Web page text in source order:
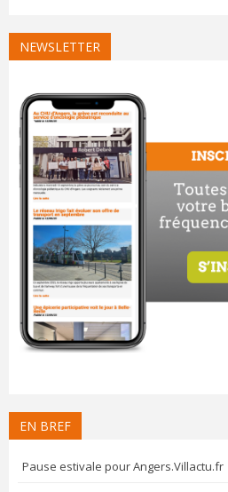
NEWSLETTER
EN BREF
Pause estivale pour Angers.Villactu.fr